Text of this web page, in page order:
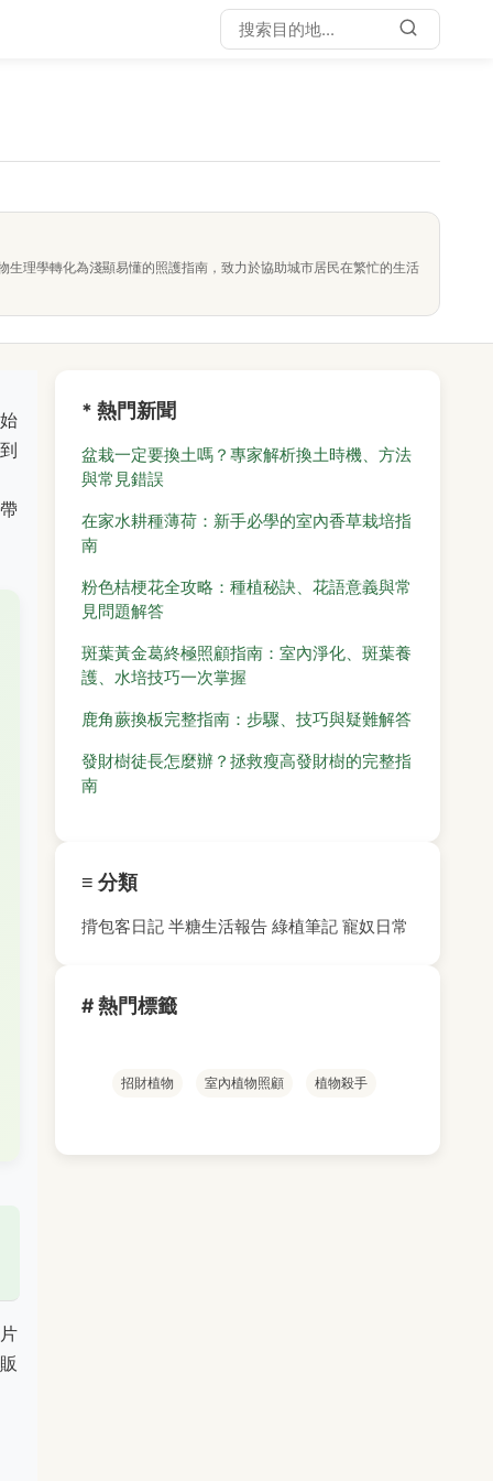
理學轉化為淺顯易懂的照護指南，致力於協助城市居民在繁忙的生活
* 熱門新聞
盆栽一定要換土嗎？專家解析換土時機、方法
與常見錯誤
在家水耕種薄荷：新手必學的室內香草栽培指
南
粉色桔梗花全攻略：種植秘訣、花語意義與常
見問題解答
斑葉黃金葛終極照顧指南：室內淨化、斑葉養
護、水培技巧一次掌握
鹿角蕨換板完整指南：步驟、技巧與疑難解答
發財樹徒長怎麼辦？拯救瘦高發財樹的完整指
南
≡ 分類
揹包客日記 半糖生活報告 綠植筆記 寵奴日常
# 熱門標籤
招財植物 室內植物照顧 植物殺手